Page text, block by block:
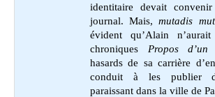
identitaire devait
journal. Mais,mutadis
évident qu’Alain
chroniques Propos d’un
hasards de sa carrière
conduit à les publier
paraissant dans la ville de